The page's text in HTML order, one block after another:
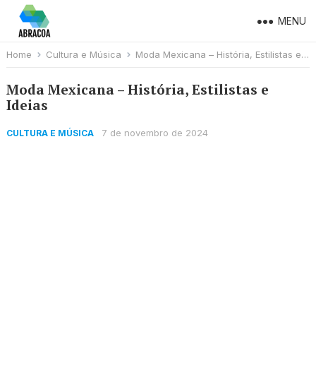
MENU
Home Cultura e Música Moda Mexicana – História, Estilistas e Ideias
Moda Mexicana – História, Estilistas e
Ideias
CULTURA E MÚSICA 7 de novembro de 2024